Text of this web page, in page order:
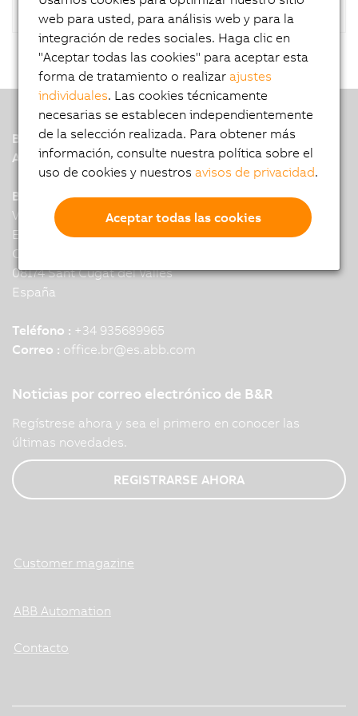
B&R
A member of the ABB Group
B&R Headquarters: Barcelona
Vallsolana Garden Business Park,
Edificio Kibo,
Cami de Can Camps, 17-19
08174 Sant Cugat del Valles
España
Teléfono : +34 935689965
Correo : office.br@es.abb.com
Noticias por correo electrónico de B&R
Regístrese ahora y sea el primero en conocer las
últimas novedades.
REGISTRARSE AHORA
Customer magazine
ABB Automation
Contacto
web para usted, para análisis web y para la
integración de redes sociales. Haga clic en
"Aceptar todas las cookies" para aceptar esta
forma de tratamiento o realizarajustes
individuales. Las cookies técnicamente
necesarias se establecen independientemente
de la selección realizada. Para obtener más
información, consulte nuestra política sobre el
uso de cookies y nuestrosavisos de privacidad.
Aceptar todas las cookies